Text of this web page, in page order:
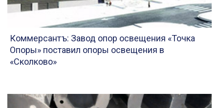
Коммерсантъ: Завод опор освещения «Точка
Опоры» поставил опоры освещения в
«Сколково»